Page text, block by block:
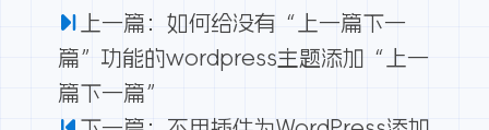
上一篇：如何给没有“上一篇下一
篇”功能的wordpress主题添加“上一
篇下一篇”